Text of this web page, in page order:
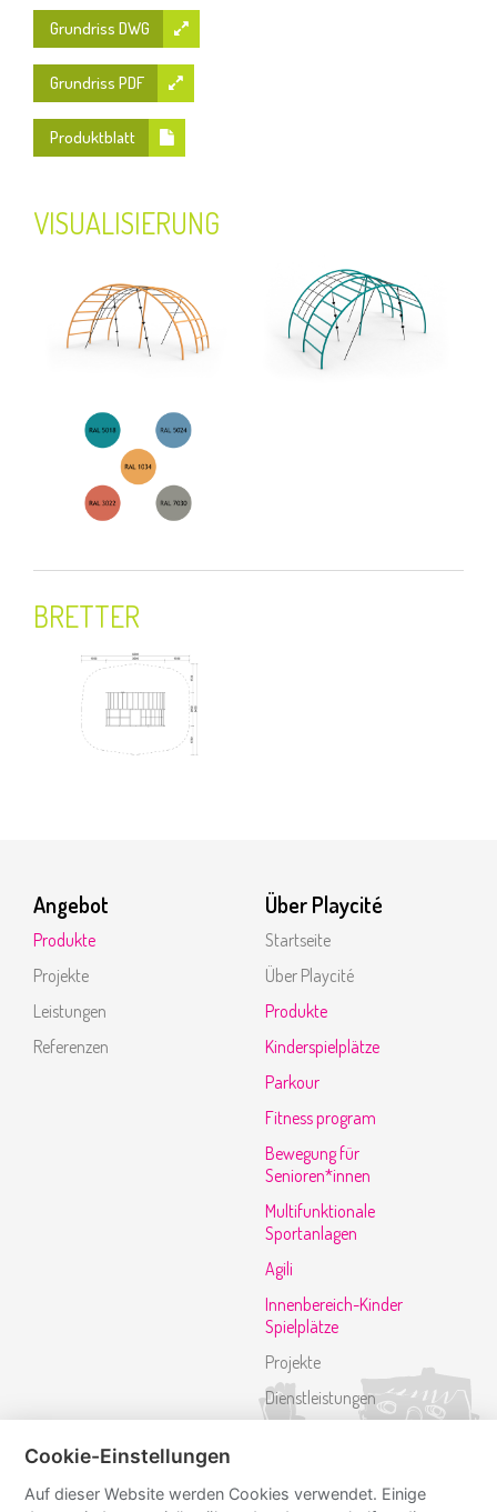
Grundriss DWG
Grundriss PDF
Produktblatt
VISUALISIERUNG
BRETTER
Angebot
Produkte
Projekte
Leistungen
Referenzen
Über Playcité
Startseite
Über Playcité
Produkte
Kinderspielplätze
Parkour
Fitness program
Bewegung für
Senioren*innen
Multifunktionale
Sportanlagen
Agili
Innenbereich-Kinder
Spielplätze
Projekte
Dienstleistungen
Cookie-Einstellungen
Auf dieser Website werden Cookies verwendet. Einige